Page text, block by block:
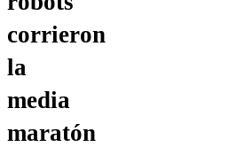
corrieron
la
media
maratón